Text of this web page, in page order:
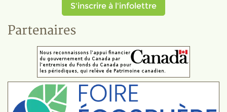
S'inscrire à l'infolettre
Partenaires